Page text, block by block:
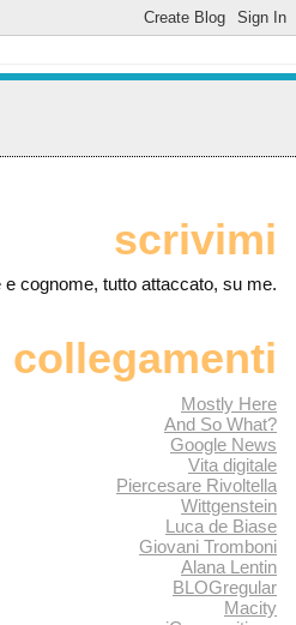
scrivimi
cognome, tutto attaccato, su me.
collegamenti
Mostly Here
And So What?
Google News
Vita digitale
Piercesare Rivoltella
Wittgenstein
Luca de Biase
Giovani Tromboni
Alana Lentin
BLOGregular
Macity